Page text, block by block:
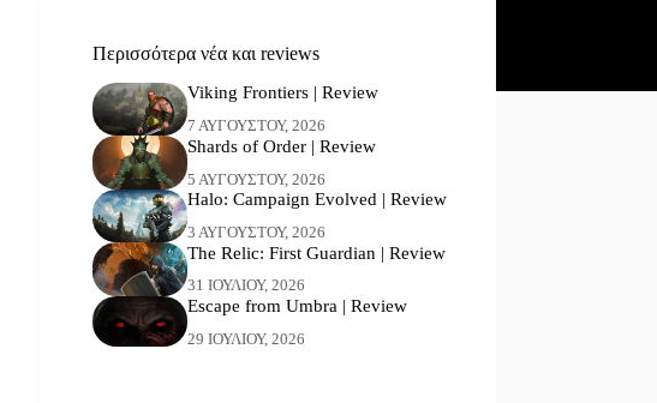
Περισσότερα νέα και reviews
Viking Frontiers | Review
7 ΑΥΓΟΎΣΤΟΥ, 2026
Shards of Order | Review
5 ΑΥΓΟΎΣΤΟΥ, 2026
Halo: Campaign Evolved | Review
3 ΑΥΓΟΎΣΤΟΥ, 2026
The Relic: First Guardian | Review
31 ΙΟΥΛΊΟΥ, 2026
Escape from Umbra | Review
29 ΙΟΥΛΊΟΥ, 2026